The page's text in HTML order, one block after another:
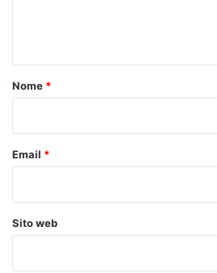
o
Nome *
Email *
Sito web